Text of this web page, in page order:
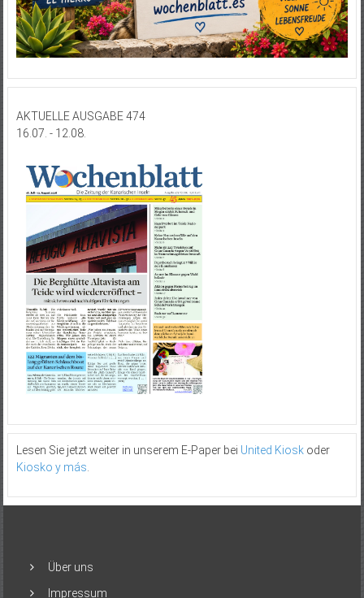
AKTUELLE AUSGABE 474
16.07. - 12.08.
Lesen Sie jetzt weiter in unserem E-Paper bei United Kioskoder
Kiosko y más.
Über uns
Impressum